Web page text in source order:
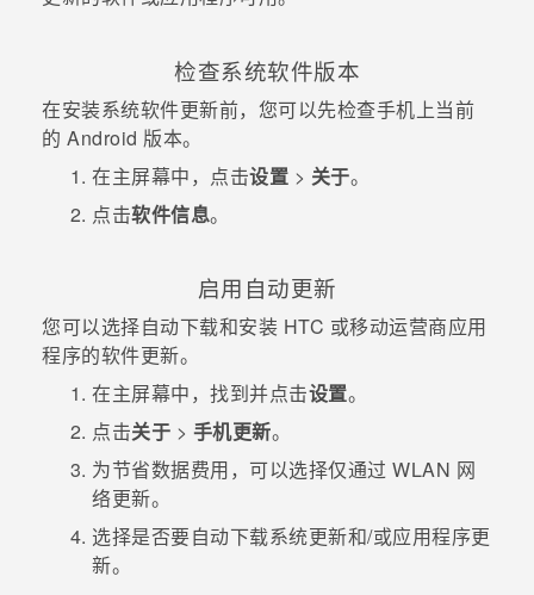
检查系统软件版本
在安装系统软件更新前，您可以先检查手机上当前
的 Android 版本。
在主屏幕中，点击设置 > 关于。
点击软件信息。
启用自动更新
您可以选择自动下载和安装 HTC 或移动运营商应用
程序的软件更新。
在主屏幕中，找到并点击设置。
点击关于 > 手机更新。
为节省数据费用，可以选择仅通过 WLAN 网
络更新。
选择是否要自动下载系统更新和/或应用程序更
新。